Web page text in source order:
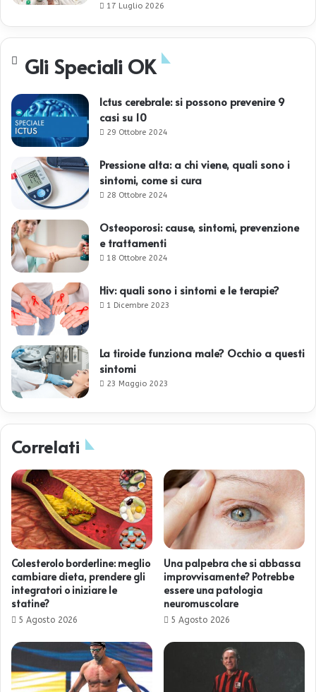
17 Luglio 2026
Gli Speciali OK
Ictus cerebrale: si possono prevenire 9
casi su 10
29 Ottobre 2024
Pressione alta: a chi viene, quali sono i
sintomi, come si cura
28 Ottobre 2024
Osteoporosi: cause, sintomi, prevenzione
e trattamenti
18 Ottobre 2024
Hiv: quali sono i sintomi e le terapie?
1 Dicembre 2023
La tiroide funziona male? Occhio a questi
sintomi
23 Maggio 2023
Correlati
Colesterolo borderline: meglio
cambiare dieta, prendere gli
integratori o iniziare le
statine?
5 Agosto 2026
Una palpebra che si abbassa
improvvisamente? Potrebbe
essere una patologia
neuromuscolare
5 Agosto 2026